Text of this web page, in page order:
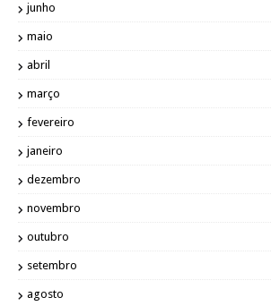
junho
maio
abril
março
fevereiro
janeiro
dezembro
novembro
outubro
setembro
agosto